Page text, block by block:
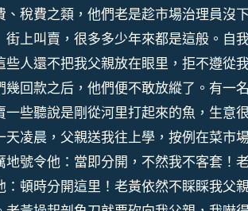
稅費之類，他們老是趁市場治理員沒
街上叫賣，很多多少年來都是這般。自
些人還不把我父親放在眼里，拒不遵從
幾回款之后，他們便不敢放縱了。有一
些聽說是剛從河里打起來的魚，生意
凌晨，父親送我往上學，按例在菜市
號令他：當即分開，不然我不客套！
頓時分開這里！老黃依然不睬睬我父